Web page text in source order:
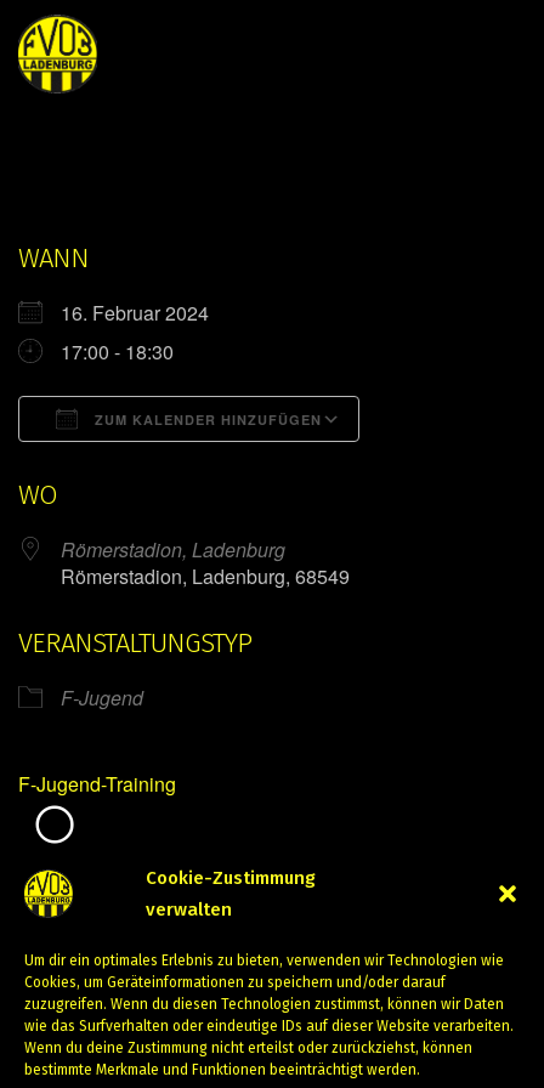
Cookie-Zustimmung
verwalten
Um dir ein optimales Erlebnis zu bieten, verwenden wir Technologien wie
Cookies, um Geräteinformationen zu speichern und/oder darauf
zuzugreifen. Wenn du diesen Technologien zustimmst, können wir Daten
wie das Surfverhalten oder eindeutige IDs auf dieser Website verarbeiten.
Wenn du deine Zustimmung nicht erteilst oder zurückziehst, können
bestimmte Merkmale und Funktionen beeinträchtigt werden.
WANN
16. Februar 2024
17:00 - 18:30
ZUM KALENDER HINZUFÜGEN
WO
Römerstadion, Ladenburg
Römerstadion, Ladenburg, 68549
VERANSTALTUNGSTYP
F-Jugend
F-Jugend-Training
Februar 16, 2024
PREVIOUS